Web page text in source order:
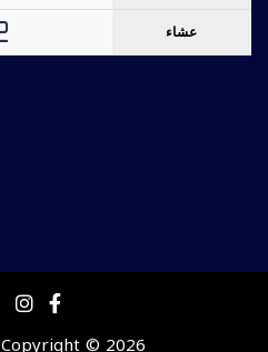
Copyright © 2026